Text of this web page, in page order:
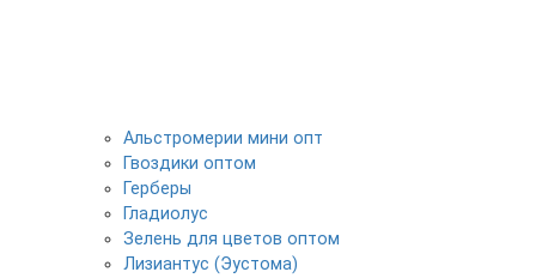
Альстромерии мини опт
Гвоздики оптом
Герберы
Гладиолус
Зелень для цветов оптом
Лизиантус (Эустома)